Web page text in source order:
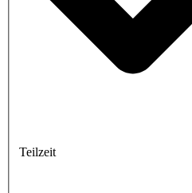
Teilzeit